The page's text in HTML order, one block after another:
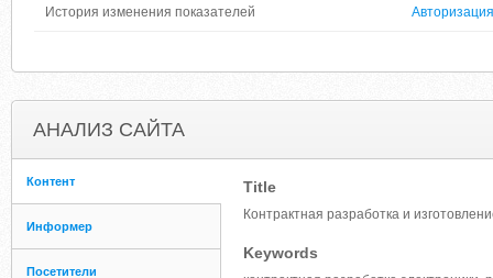
История изменения показателей Авторизация
АНАЛИЗ САЙТА
Контент
Информер
Посетители
Title
Контрактная разработка и
Keywords